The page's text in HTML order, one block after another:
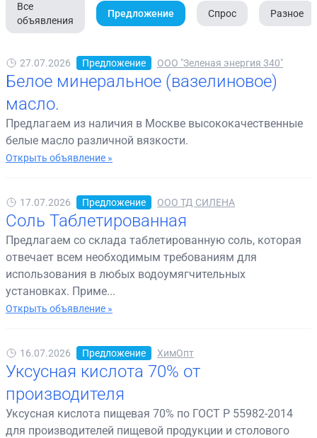
Все
объявления
Предложение Спрос Разное
27.07.2026 Предложение ООО "Зеленая энергия 340"
Белое минеральное (вазелиновое)
масло.
Предлагаем из наличия в Москве высококачественные
белые масло различной вязкости.
Открыть объявление »
17.07.2026 Предложение ООО ТД СИЛЕНА
Соль Таблетированная
Предлагаем со склада таблетированную соль, которая
отвечает всем необходимым требованиям для
использования в любых водоумягчительных
установках. Приме...
Открыть объявление »
16.07.2026 Предложение ХимОпт
Уксусная кислота 70% от
производителя
Уксусная кислота пищевая 70% по ГОСТ Р 55982-2014
для производителей пищевой продукции и столового